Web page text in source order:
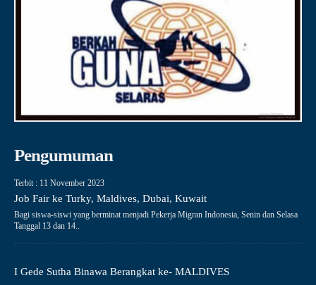
Pengumuman
Terbit : 11 November 2023
Job Fair ke Turky, Maldives, Dubai, Kuwait
Bagi siswa-siswi yang berminat menjadi Pekerja Migran Indonesia, Senin dan Selasa
Tanggal 13 dan 14..
I Gede Sutha Binawa Berangkat ke- MALDIVES